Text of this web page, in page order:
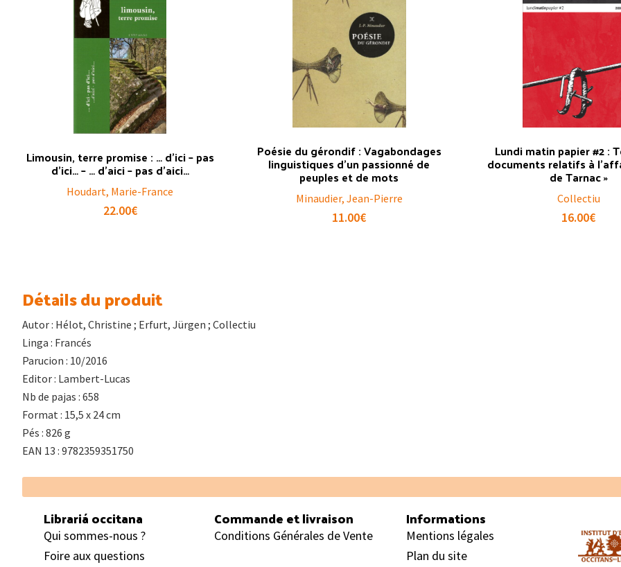
Limousin, terre promise : … d’ici – pas
d’ici… – … d’aici – pas d’aici…
Houdart, Marie-France
22.00€
Poésie du gérondif : Vagabondages
linguistiques d’un passionné de
peuples et de mots
Minaudier, Jean-Pierre
11.00€
Lundi matin papier #2 :
documents relatifs à
de Tarnac »
Collectiu
16.00€
Détails du produit
Autor : Hélot, Christine ; Erfurt, Jürgen ; Collectiu
Linga : Francés
Parucion : 10/2016
Editor : Lambert-Lucas
Nb de pajas : 658
Format : 15,5 x 24 cm
Pés : 826 g
EAN 13 : 9782359351750
Footer
Librariá occitana
Qui sommes-nous ?
Foire aux questions
Commande et livraison
Conditions Générales de Vente
Informations
Mentions légales
Plan du site